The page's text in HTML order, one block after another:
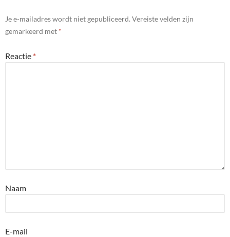
Je e-mailadres wordt niet gepubliceerd. Vereiste velden zijn
gemarkeerd met *
Reactie *
Naam
E-mail